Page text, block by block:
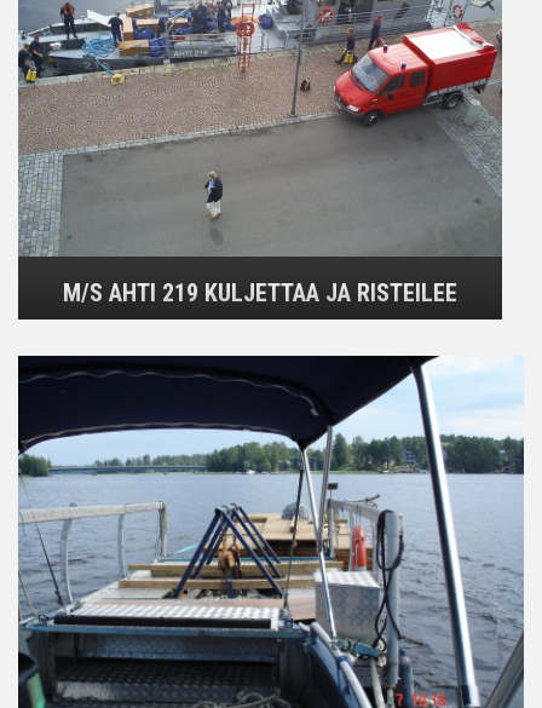
M/S AHTI 219 KULJETTAA JA RISTEILEE